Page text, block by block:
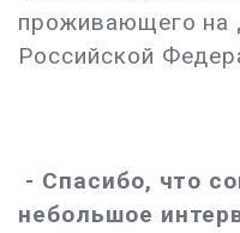
проживающего на
Российской
- Спасибо, что
небольшое